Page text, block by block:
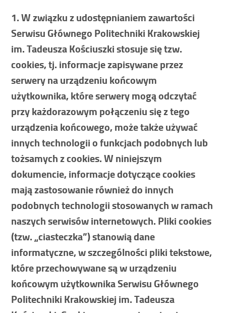
1. W związku z udostępnianiem zawartości
Serwisu Głównego Politechniki Krakowskiej
im. Tadeusza Kościuszki stosuje się tzw.
cookies, tj. informacje zapisywane przez
serwery na urządzeniu końcowym
użytkownika, które serwery mogą odczytać
przy każdorazowym połączeniu się z tego
urządzenia końcowego, może także używać
innych technologii o funkcjach podobnych lub
tożsamych z cookies. W niniejszym
dokumencie, informacje dotyczące cookies
mają zastosowanie również do innych
podobnych technologii stosowanych w ramach
naszych serwisów internetowych. Pliki cookies
(tzw. „ciasteczka”) stanowią dane
informatyczne, w szczególności pliki tekstowe,
które przechowywane są w urządzeniu
końcowym użytkownika Serwisu Głównego
Politechniki Krakowskiej im. Tadeusza